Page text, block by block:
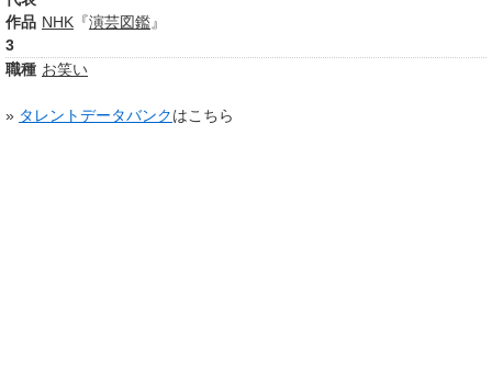
作品
3
NHK 『演芸図鑑』
職種 お笑い
» タレントデータバンクはこちら